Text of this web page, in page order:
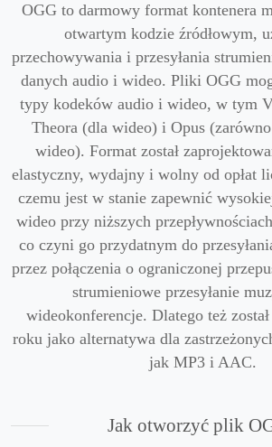
OGG to darmowy format kontenera
otwartym kodzie źródłowym,
przechowywania i przesyłania
danych audio i wideo. Pliki OGG
typy kodeków audio i wideo, w tym
Theora (dla wideo) i Opus
wideo). Format został
elastyczny, wydajny i wolny od opłat
czemu jest w stanie zapewnić
wideo przy niższych
co czyni go przydatnym do
przez połączenia o ograniczonej
strumieniowe przesyłanie
wideokonferencje. Dlatego też
roku jako alternatywa dla
jak MP3 i AAC.
Jak otworzyć plik